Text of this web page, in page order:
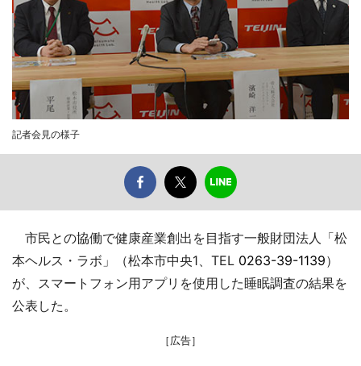
記者会見の様子
市民との協働で健康産業創出を目指す一般財団法人「松
本ヘルス・ラボ」（松本市中央1、TEL 0263-39-1139）
が、スマートフォン用アプリを使用した睡眠調査の結果を
公表した。
［広告］